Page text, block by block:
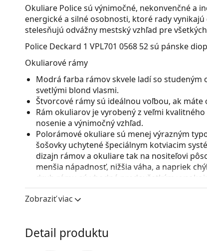
Okuliare Police sú výnimočné, nekonvenčné a
energické a silné osobnosti, ktoré rady
stelesňujú odvážny mestský vzhľad pre
Police Deckard 1 VPL701 0568 52sú pánske
Okuliarové rámy
Modrá farba rámov skvele ladí so
svetlými blond vlasmi.
Štvorcové rámy sú ideálnou voľbou, ak
Rám okuliarov je vyrobený z veľmi
nosenie a výnimočný vzhľad.
Polorámové okuliare sú menej výrazným
šošovky uchytené špeciálnym kotviacim
dizajn rámov a okuliare tak na nositeľovi
menšia nápadnosť, nižšia váha, a napriek
druh rámu sú vhodné predovšetkým
varianty s indexom nad 1.5 zo alebo
Nastaviteľné sedielka umožňujú jemnú
zlomeniu.
Zobraziť viac
Detail produktu